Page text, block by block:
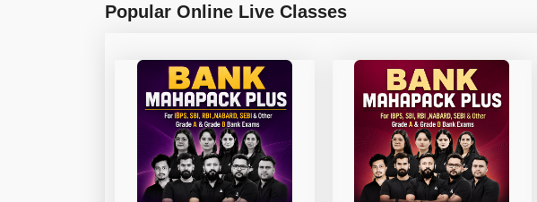
Popular Online Live Classes